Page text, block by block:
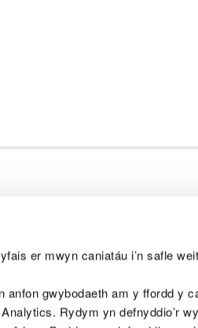
er mwyn caniatáu i’n safle
anfon gwybodaeth am y ffordd y
Rydym yn defnyddio’r